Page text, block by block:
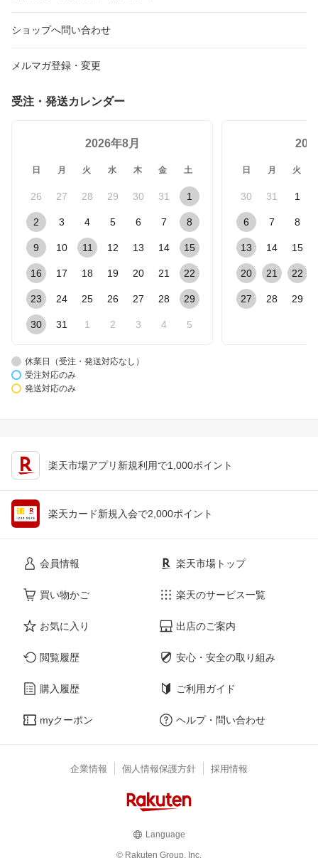
ショップへ問い合わせ
メルマガ登録・変更
受注・発送カレンダー
2026年8月
日 月 火 水 木 金 土
26 27 28 29 30 31 1
2 3 4 5 6 7 8
9 10 11 12 13 14 15
16 17 18 19 20 21 22
23 24 25 26 27 28 29
30 31 1 2 3 4 5
日 月 火
30 31 1
6 7 8
13 14 15
20 21 22
27 28 29
休業日（受注・発送対応なし）
受注対応のみ
発送対応のみ
楽天市場アプリ新規利用で1,000ポイント
楽天カード新規入会で2,000ポイント
会員情報
買い物かご
お気に入り
閲覧履歴
購入履歴
myクーポン
楽天市場トップ
楽天のサービス一覧
出店のご案内
安心・安全の取り組み
ご利用ガイド
ヘルプ・問い合わせ
企業情報 個人情報保護方針 採用情報
Language
© Rakuten Group, Inc.